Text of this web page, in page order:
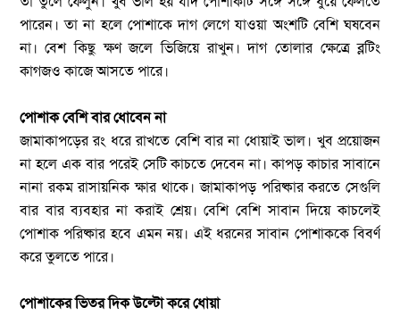
পারেন। তা না হলে পোশাকে দাগ লেগে যাওয়া অংশটি বেশি ঘষবেন
না। বেশ কিছু ক্ষণ জলে ভিজিয়ে রাখুন। দাগ তোলার ক্ষেত্রে ব্লটিং
কাগজও কাজে আসতে পারে।
পোশাক বেশি বার ধোবেন না
জামাকাপড়ের রং ধরে রাখতে বেশি বার না ধোয়াই ভাল। খুব প্রয়োজন
না হলে এক বার পরেই সেটি কাচতে দেবেন না। কাপড় কাচার সাবানে
নানা রকম রাসায়নিক ক্ষার থাকে। জামাকাপড় পরিষ্কার করতে সেগুলি
বার বার ব্যবহার না করাই শ্রেয়। বেশি বেশি সাবান দিয়ে কাচলেই
পোশাক পরিষ্কার হবে এমন নয়। এই ধরনের সাবান পোশাককে বিবর্ণ
করে তুলতে পারে।
পোশাকের ভিতর দিক উল্টো করে ধোয়া